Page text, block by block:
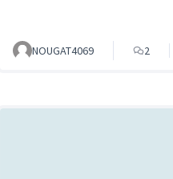
NOUGAT4069 2